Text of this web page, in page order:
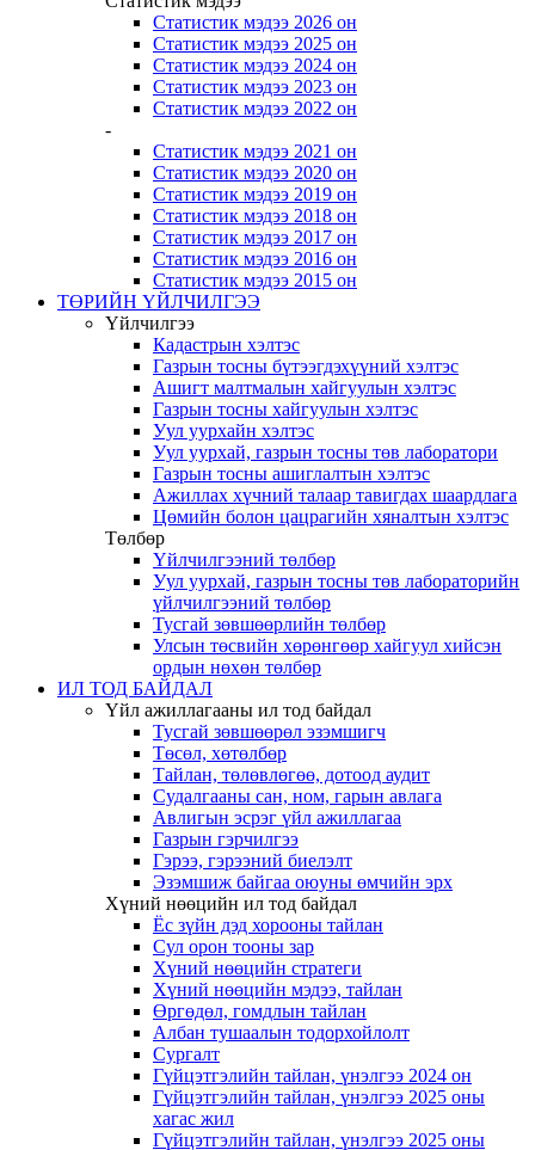
Статистик мэдээ 2026 он
Статистик мэдээ 2025 он
Статистик мэдээ 2024 он
Статистик мэдээ 2023 он
Статистик мэдээ 2022 он
-
Статистик мэдээ 2021 он
Статистик мэдээ 2020 он
Статистик мэдээ 2019 он
Статистик мэдээ 2018 он
Статистик мэдээ 2017 он
Статистик мэдээ 2016 он
Статистик мэдээ 2015 он
ТӨРИЙН ҮЙЛЧИЛГЭЭ
Үйлчилгээ
Кадастрын хэлтэс
Газрын тосны бүтээгдэхүүний хэлтэс
Ашигт малтмалын хайгуулын хэлтэс
Газрын тосны хайгуулын хэлтэс
Уул уурхайн хэлтэс
Уул уурхай, газрын тосны төв лаборатори
Газрын тосны ашиглалтын хэлтэс
Ажиллах хүчний талаар тавигдах шаардлага
Цөмийн болон цацрагийн хяналтын хэлтэс
Төлбөр
Үйлчилгээний төлбөр
Уул уурхай, газрын тосны төв лабораторийн
үйлчилгээний төлбөр
Тусгай зөвшөөрлийн төлбөр
Улсын төсвийн хөрөнгөөр хайгуул хийсэн
ордын нөхөн төлбөр
ИЛ ТОД БАЙДАЛ
Үйл ажиллагааны ил тод байдал
Тусгай зөвшөөрөл эзэмшигч
Төсөл, хөтөлбөр
Тайлан, төлөвлөгөө, дотоод аудит
Судалгааны сан, ном, гарын авлага
Авлигын эсрэг үйл ажиллагаа
Газрын гэрчилгээ
Гэрээ, гэрээний биелэлт
Эзэмшиж байгаа оюуны өмчийн эрх
Хүний нөөцийн ил тод байдал
Ёс зүйн дэд хорооны тайлан
Сул орон тооны зар
Хүний нөөцийн стратеги
Хүний нөөцийн мэдээ, тайлан
Өргөдөл, гомдлын тайлан
Албан тушаалын тодорхойлолт
Сургалт
Гүйцэтгэлийн тайлан, үнэлгээ 2024 он
Гүйцэтгэлийн тайлан, үнэлгээ 2025 оны
хагас жил
Гүйцэтгэлийн тайлан, үнэлгээ 2025 оны